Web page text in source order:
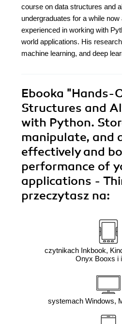
course on data structures and
undergraduates for a while now
experienced in working with
world applications. His
machine learning, and deep
Ebooka "Hands-
Structures and
with Python.
manipulate, and
effectively and
performance of
applications -
przeczytasz na:
czytnikach Inkbook,
Onyx Booxs i
systemach Windows,